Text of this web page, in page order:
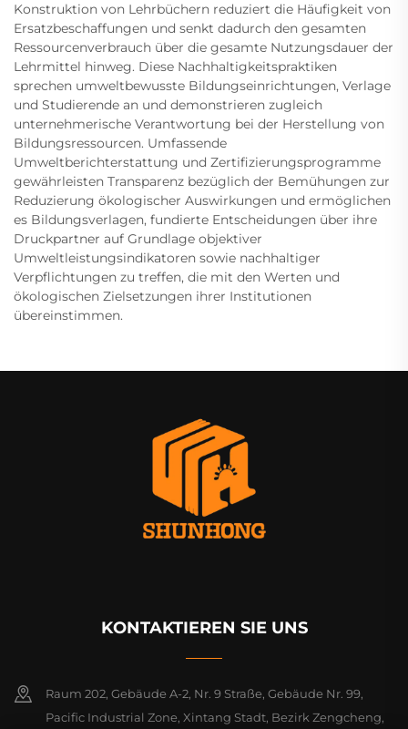
Konstruktion von Lehrbüchern reduziert die Häufigkeit von
Ersatzbeschaffungen und senkt dadurch den gesamten
Ressourcenverbrauch über die gesamte Nutzungsdauer der
Lehrmittel hinweg. Diese Nachhaltigkeitspraktiken
sprechen umweltbewusste Bildungseinrichtungen, Verlage
und Studierende an und demonstrieren zugleich
unternehmerische Verantwortung bei der Herstellung von
Bildungsressourcen. Umfassende
Umweltberichterstattung und Zertifizierungsprogramme
gewährleisten Transparenz bezüglich der Bemühungen zur
Reduzierung ökologischer Auswirkungen und ermöglichen
es Bildungsverlagen, fundierte Entscheidungen über ihre
Druckpartner auf Grundlage objektiver
Umweltleistungsindikatoren sowie nachhaltiger
Verpflichtungen zu treffen, die mit den Werten und
ökologischen Zielsetzungen ihrer Institutionen
übereinstimmen.
KONTAKTIEREN SIE UNS
Raum 202, Gebäude A-2, Nr. 9 Straße, Gebäude Nr. 99,
Pacific Industrial Zone, Xintang Stadt, Bezirk Zengcheng,